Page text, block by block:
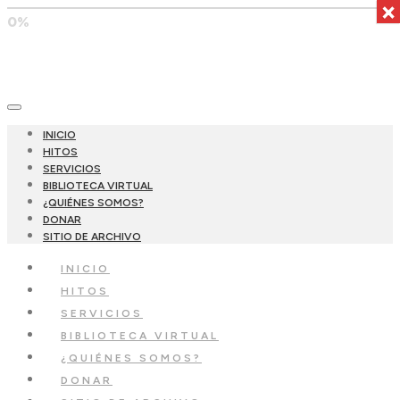
0%
INICIO
HITOS
SERVICIOS
BIBLIOTECA VIRTUAL
¿QUIÉNES SOMOS?
DONAR
SITIO DE ARCHIVO
INICIO
HITOS
SERVICIOS
BIBLIOTECA VIRTUAL
¿QUIÉNES SOMOS?
DONAR
×